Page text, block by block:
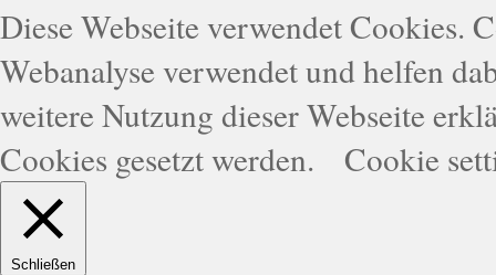
Diese Webseite verwendet Cookies.
Webanalyse verwendet und helfen
weitere Nutzung dieser Webseite
Cookies gesetzt werden.
Cookie
Schließen